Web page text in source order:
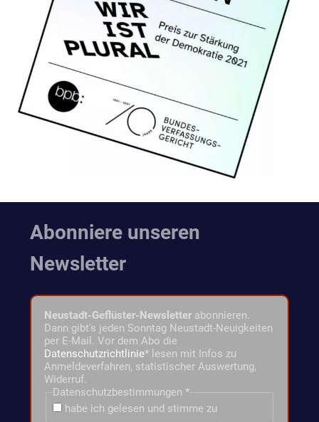
Abonniere unseren
Newsletter
Neustadt-Geflüster-Newsletter abonnieren.
Dann gibt's jeden Sonntag Neustadt-Neuigkeiten
per E-Mail. Vor dem Abo die
Datenschutzrichtlinie* lesen mit Infos zu
Anmeldeverfahren, statistischer Auswertung,
Widerruf.
Datenschutzbestimmungen *
habe ich gelesen und stimme zu